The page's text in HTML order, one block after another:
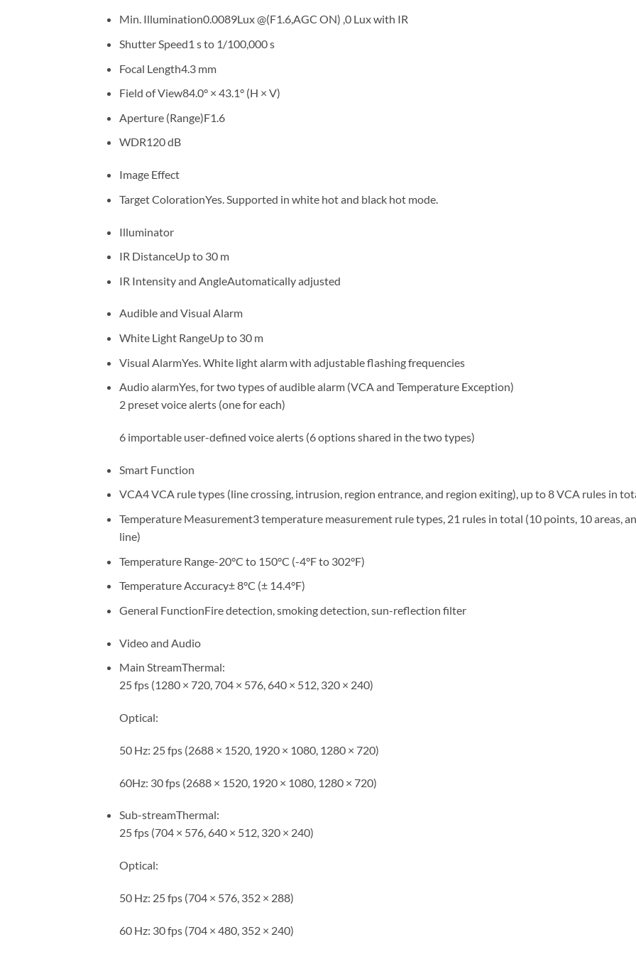
Min. Illumination0.0089Lux @(F1.6,AGC ON) ,0 Lux with IR
Shutter Speed1 s to 1/100,000 s
Focal Length4.3 mm
Field of View84.0° × 43.1° (H × V)
Aperture (Range)F1.6
WDR120 dB
Image Effect
Target ColorationYes. Supported in white hot and black hot mode.
Illuminator
IR DistanceUp to 30 m
IR Intensity and AngleAutomatically adjusted
Audible and Visual Alarm
White Light RangeUp to 30 m
Visual AlarmYes. White light alarm with adjustable flashing frequencies
Audio alarmYes, for two types of audible alarm (VCA and Temperature Exception)
2 preset voice alerts (one for each)
6 importable user-defined voice alerts (6 options shared in the two types)
Smart Function
VCA4 VCA rule types (line crossing, intrusion, region entrance, and region exiting), up to 8 VCA rules in
Temperature Measurement3 temperature measurement rule types, 21 rules in total (10 points, 10 areas,
line)
Temperature Range-20°C to 150°C (-4°F to 302°F)
Temperature Accuracy± 8°C (± 14.4°F)
General FunctionFire detection, smoking detection, sun-reflection filter
Video and Audio
Main StreamThermal:
25 fps (1280 × 720, 704 × 576, 640 × 512, 320 × 240)
Optical:
50 Hz: 25 fps (2688 × 1520, 1920 × 1080, 1280 × 720)
60Hz: 30 fps (2688 × 1520, 1920 × 1080, 1280 × 720)
Sub-streamThermal:
25 fps (704 × 576, 640 × 512, 320 × 240)
Optical:
50 Hz: 25 fps (704 × 576, 352 × 288)
60 Hz: 30 fps (704 × 480, 352 × 240)